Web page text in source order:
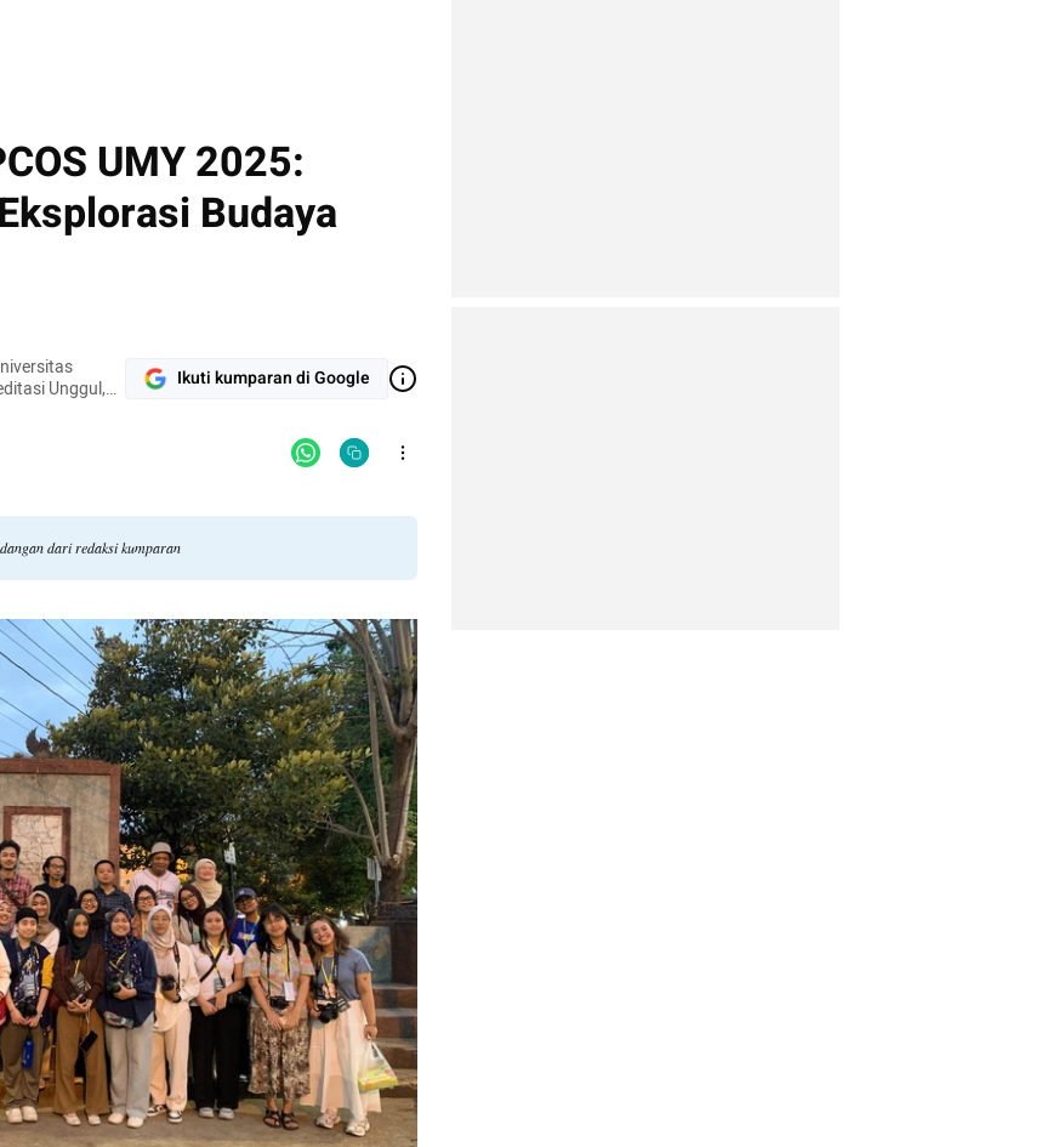
UMY 2025:
Budaya
Unggul,
Sertifikasi
Ikuti kumparan di Google
dari redaksi kumparan